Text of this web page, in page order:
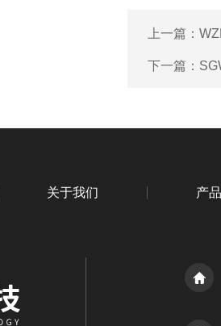
上一篇：
下一篇：
关于我们 产